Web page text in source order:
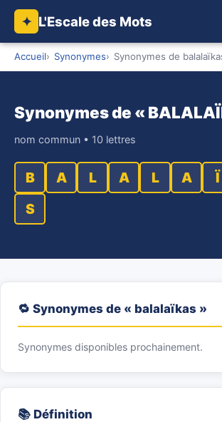
✦ L'Escale des Mots
Accueil Synonymes Synonymes de
Synonymes de «
nom commun • 10 lettres
B A L A L A Ï
S
🔁 Synonymes de « balalaïkas »
Synonymes disponibles prochainement.
📚 Définition